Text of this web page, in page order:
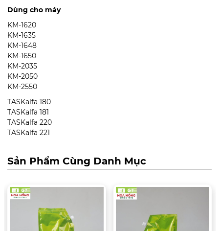
Dùng cho máy
KM-1620
KM-1635
KM-1648
KM-1650
KM-2035
KM-2050
KM-2550
TASKalfa 180
TASKalfa 181
TASKalfa 220
TASKalfa 221
Sản Phẩm Cùng Danh Mục